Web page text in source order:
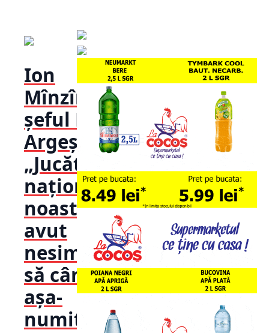
Ion
Mînzînă,
șeful PSD
Argeș:
„Jucătorii
naționalei
noastre au
avut
nesimțirea
să cânte
așa-
numitul ...